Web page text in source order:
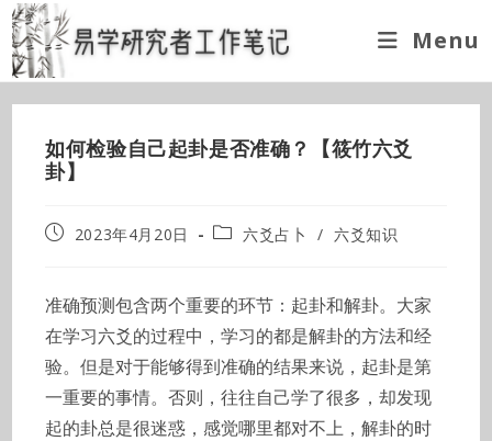
Skip
to
content
Menu
如何检验自己起卦是否准确？【筱竹六爻
卦】
Post2023年4月20日
Post六爻占卜 / 六爻知识
准确预测包含两个重要的环节：起卦和解卦。大家
在学习六爻的过程中，学习的都是解卦的方法和经
验。但是对于能够得到准确的结果来说，起卦是第
一重要的事情。否则，往往自己学了很多，却发现
起的卦总是很迷惑，感觉哪里都对不上，解卦的时